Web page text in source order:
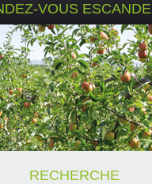
VOUS ESCANDE
RECHERCHE